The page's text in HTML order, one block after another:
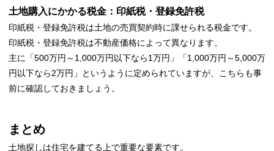
土地購入にかかる税金：印紙税・登録免許税
印紙税・登録免許税は土地の売買契約時に課せられる税金です。
印紙税・登録免許税は不動産価格によって異なります。
主に「500万円～1,000万円以下なら1万円」「1,000万円～5,000万
円以下なら2万円」というように定められていますが、こちらも事
前に確認しておきましょう。
まとめ
土地探しは住宅を建てる上で重要な要素です。